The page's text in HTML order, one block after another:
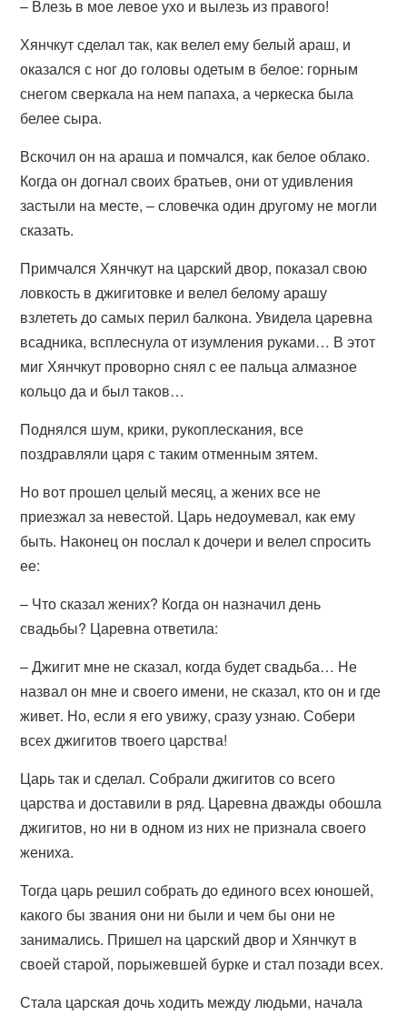
– Влезь в мое левое ухо и вылезь из правого!
Хянчкут сделал так, как велел ему белый араш, и
оказался с ног до головы одетым в белое: горным
снегом сверкала на нем папаха, а черкеска была
белее сыра.
Вскочил он на араша и помчался, как белое облако.
Когда он догнал своих братьев, они от удивления
застыли на месте, – словечка один другому не могли
сказать.
Примчался Хянчкут на царский двор, показал свою
ловкость в джигитовке и велел белому арашу
взлететь до самых перил балкона. Увидела царевна
всадника, всплеснула от изумления руками… В этот
миг Хянчкут проворно снял с ее пальца алмазное
кольцо да и был таков…
Поднялся шум, крики, рукоплескания, все
поздравляли царя с таким отменным зятем.
Но вот прошел целый месяц, а жених все не
приезжал за невестой. Царь недоумевал, как ему
быть. Наконец он послал к дочери и велел спросить
ее:
– Что сказал жених? Когда он назначил день
свадьбы? Царевна ответила:
– Джигит мне не сказал, когда будет свадьба… Не
назвал он мне и своего имени, не сказал, кто он и где
живет. Но, если я его увижу, сразу узнаю. Собери
всех джигитов твоего царства!
Царь так и сделал. Собрали джигитов со всего
царства и доставили в ряд. Царевна дважды обошла
джигитов, но ни в одном из них не признала своего
жениха.
Тогда царь решил собрать до единого всех юношей,
какого бы звания они ни были и чем бы они не
занимались. Пришел на царский двор и Хянчкут в
своей старой, порыжевшей бурке и стал позади всех.
Стала царская дочь ходить между людьми, начала